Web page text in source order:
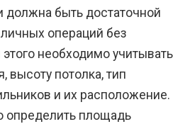
быть достаточной
операций без
необходимо учитывать
потолка, тип
и их расположение.
определить площадь